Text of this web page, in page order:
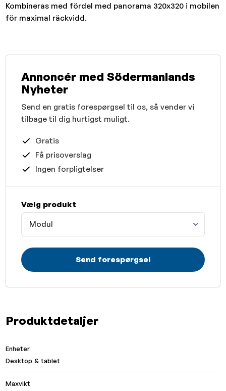
Kombineras med fördel med panorama 320x320 i mobilen
för maximal räckvidd.
Produktdetaljer
Enheter
Desktop & tablet
Maxvikt
Annoncér med Södermanlands
Nyheter
Send en gratis forespørgsel til os, så vender vi
tilbage til dig hurtigst muligt.
Gratis
Få prisoverslag
Ingen forpligtelser
Vælg produkt
Modul
Send forespørgsel